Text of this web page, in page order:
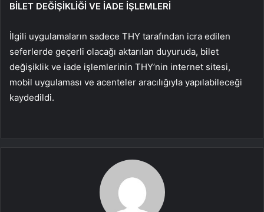
BİLET DEĞİŞİKLİĞİ VE İADE İŞLEMLERİ
İlgili uygulamaların sadece THY tarafından icra edilen
seferlerde geçerli olacağı aktarılan duyuruda, bilet
değişiklik ve iade işlemlerinin THY’nin internet sitesi,
mobil uygulaması ve acenteler aracılığıyla yapılabileceği
kaydedildi.